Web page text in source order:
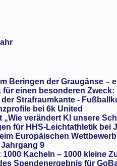
Beringen der Graugänse –
für einen besonderen
Strafraumkante -
bei 6k United
„Wie verändert KI unsere
für HHS-Leichtathletik bei
Europäischen
9
Kacheln – 1000 kleine
Spendenergebnis für